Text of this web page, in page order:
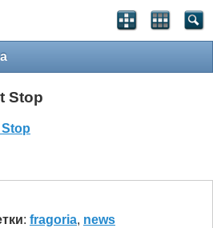
Stop
: fragoria, news